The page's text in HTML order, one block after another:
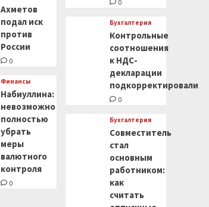
Ахметов
подал иск
против
России
0
Финансы
Набиуллина:
невозможно
полностью
убрать
меры
валютного
контроля
0
0
Бухгалтерия
Контрольные
соотношения
к НДС-
декларации
подкорректировали
0
Бухгалтерия
Совместитель
стал
основным
работником:
как
считать